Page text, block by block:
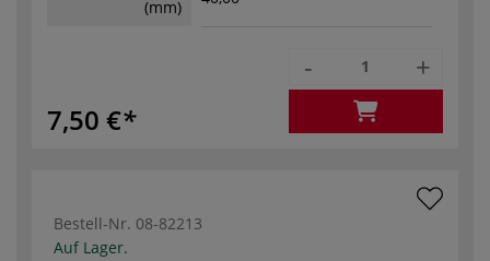
(mm)
7,50 €
- +
Bestell-Nr. 08-82213
Auf Lager.